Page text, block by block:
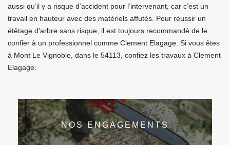
aussi qu’il y a risque d’accident pour l’intervenant, car c’est un
travail en hauteur avec des matériels affutés. Pour réussir un
étêtage d’arbre sans risque, il est toujours recommandé de le
confier à un professionnel comme Clement Elagage. Si vous êtes
à Mont Le Vignoble, dans le 54113, confiez les travaux à Clement
Elagage.
NOS ENGAGEMENTS